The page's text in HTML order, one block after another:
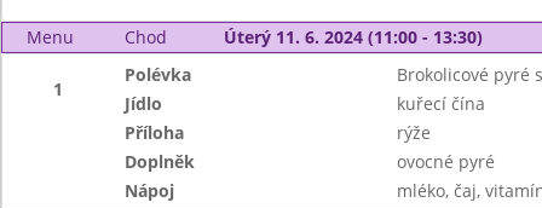
Menu Chod Úterý 11. 6. 2024 (11:00 - 13:30)
1
Polévka
Brokolicové pyré
Jídlo
kuřecí čína
Příloha
rýže
Doplněk
ovocné pyré
Nápoj
mléko, čaj,